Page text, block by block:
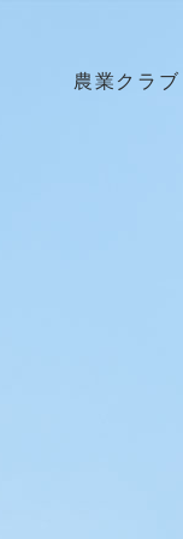
農業クラブ